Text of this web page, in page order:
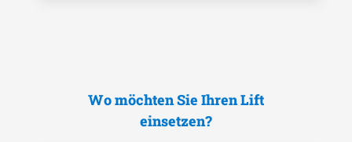
Wo möchten Sie Ihren Lift
einsetzen?